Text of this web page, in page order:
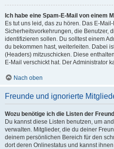
Ich habe eine Spam-E-Mail von einem
Es tut uns leid, das zu hören. Das E-
Sicherheitsvorkehrungen, die Benutzer,
identifizieren sollen. Du solltest einem
du bekommen hast, weiterleiten. Dabei
(Headers) mitzuschicken. Diese
E-Mail verschickt hat. Der Administrator
Nach oben
Freunde und ignorierte
Wozu benötige ich die Listen der
Du kannst diese Listen benutzen, um
verwalten. Mitglieder, die du deiner
deinem persönlichen Bereich für den
dort deren Onlinestatus und kannst